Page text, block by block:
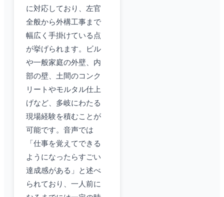
に対応しており、左官
全般から外構工事まで
幅広く手掛けている点
が挙げられます。ビル
や一般家庭の外壁、内
部の壁、土間のコンク
リートやモルタル仕上
げなど、多岐にわたる
現場経験を積むことが
可能です。音声では
「仕事を覚えてできる
ようになったらすごい
達成感がある」と述べ
られており、一人前に